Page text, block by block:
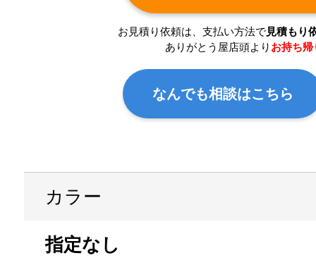
お見積り依頼は、支払い方法で見積もり
ありがとう屋店頭より お持ち帰
なんでも相談はこちら
カラー
指定なし